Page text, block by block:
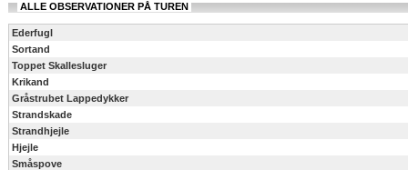
ALLE OBSERVATIONER PÅ TUREN
Ederfugl
Sortand
Toppet Skallesluger
Krikand
Gråstrubet Lappedykker
Strandskade
Strandhjejle
Hjejle
Småspove